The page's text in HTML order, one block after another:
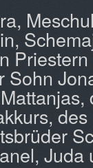
Sohn
Juda